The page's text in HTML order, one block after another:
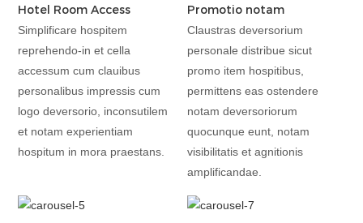
Hotel Room Access
Simplificare hospitem
reprehendo-in et cella
accessum cum clauibus
personalibus impressis cum
logo deversorio, inconsutilem
et notam experientiam
hospitum in mora praestans.
Promotio notam
Claustras deversorium
personale distribue sicut
promo item hospitibus,
permittens eas ostendere
notam deversoriorum
quocunque eunt, notam
visibilitatis et agnitionis
amplificandae.